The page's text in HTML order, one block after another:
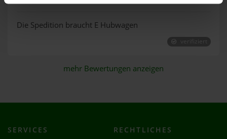
Die Spedition braucht E Hubwagen
verifiziert
mehr Bewertungen anzeigen
SERVICES RECHTLICHES